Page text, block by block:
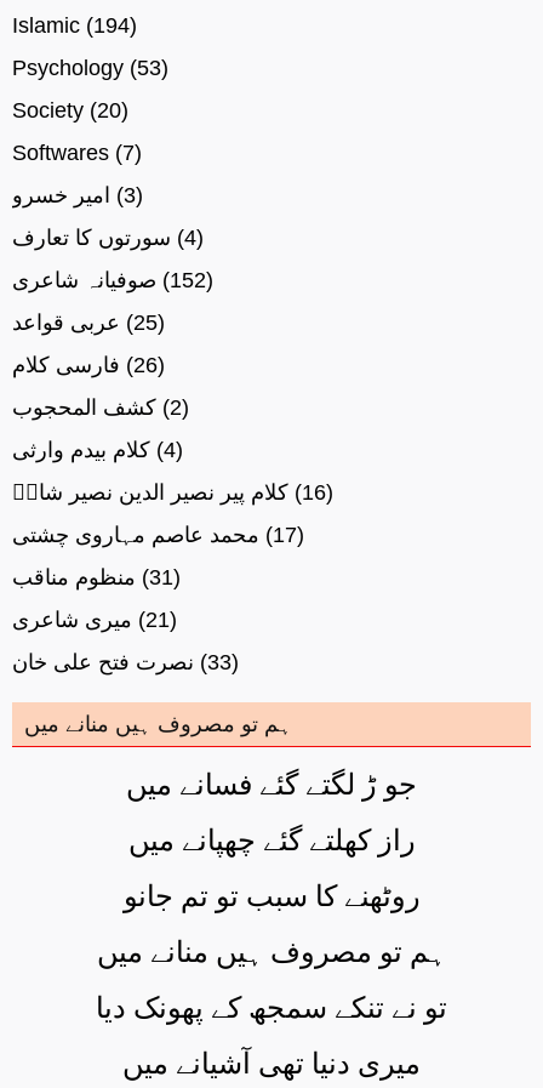
Islamic (194)
Psychology (53)
Society (20)
Softwares (7)
امیر خسرو (3)
سورتوں کا تعارف (4)
صوفیانہ شاعری (152)
عربی قواعد (25)
فارسی کلام (26)
کشف المحجوب (2)
کلام بیدم وارثی (4)
کلام پیر نصیر الدین نصیر شاہؒ (16)
محمد عاصم مہاروی چشتی (17)
منظوم مناقب (31)
میری شاعری (21)
نصرت فتح علی خان (33)
ہم تو مصروف ہیں منانے میں
جو ڑ لگتے گئے فسانے میں
راز کھلتے گئے چھپانے میں
روٹھنے کا سبب تو تم جانو
ہم تو مصروف ہیں منانے میں
تو نے تنکے سمجھ کے پھونک دیا
میری دنیا تھی آشیانے میں